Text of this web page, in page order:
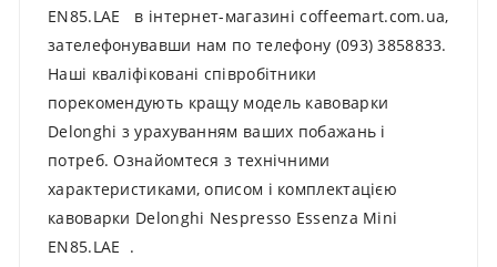
EN85.LAE в інтернет-магазині coffeemart.com.ua,
зателефонувавши нам по телефону (093) 3858833.
Наші кваліфіковані співробітники
порекомендують кращу модель кавоварки
Delonghi з урахуванням ваших побажань і
потреб. Ознайомтеся з технічними
характеристиками, описом і комплектацією
кавоварки Delonghi Nespresso Essenza Mini
EN85.LAE .